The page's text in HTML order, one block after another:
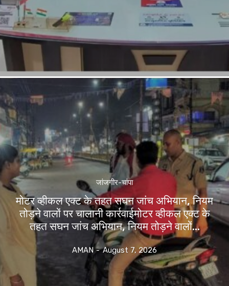
जांजगीर-चांपा
मोटर व्हीकल एक्ट के तहत सघन जांच अभियान, नियम
तोड़ने वालों पर चालानी कार्रवाईमोटर व्हीकल एक्ट के
तहत सघन जांच अभियान, नियम तोड़ने वालों...
AMAN - August 7, 2026